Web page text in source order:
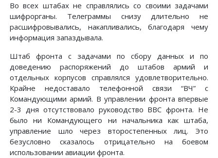
Во всех штабах не справлялись со своими задачами
шифрорганы. Телеграммы снизу длительно не
расшифровывались, накапливались, благодаря чему
информация запаздывала.
Штаб фронта с задачами по сбору данных и по
доведению распоряжений до штабов армий и
отдельных корпусов справлялся удовлетворительно.
Крайне недоставало телефонной связи “ВЧ” с
Командующими армий. В управлении фронта впервые
2-3 дня отсутствовало руководство ВВС фронта. Не
было ни Командующего ни начальника как штаба,
управление шло через второстепенных лиц. Это
безусловно сказалось отрицательно на боевом
использовании авиации фронта.